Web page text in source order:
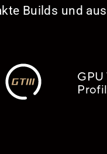
Builds und
GPU